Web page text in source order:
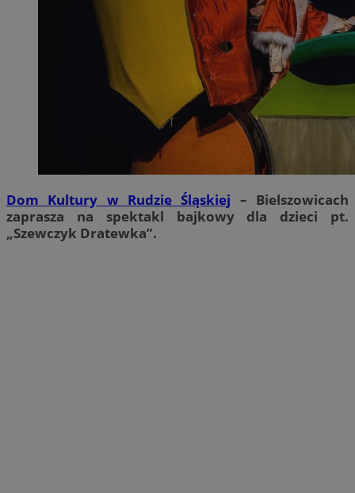
Dom Kultury w Rudzie Śląskiej – Bielszowicach
zaprasza na spektakl bajkowy dla dzieci pt.
„Szewczyk Dratewka”.